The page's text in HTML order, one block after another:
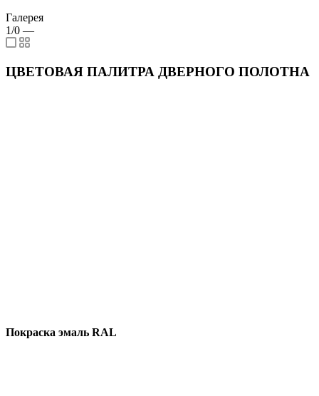
Галерея
1/0 —
ЦВЕТОВАЯ ПАЛИТРА ДВЕРНОГО ПОЛОТНА
Покраска эмаль RAL